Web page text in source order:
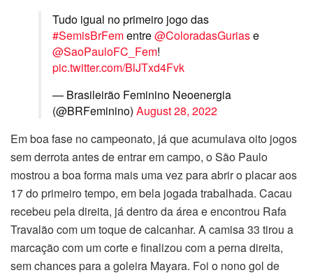
Tudo igual no primeiro jogo das
#SemisBrFementre@ColoradasGuriase
@SaoPauloFC_Fem!
pic.twitter.com/BlJTxd4Fvk
— Brasileirão Feminino Neoenergia
(@BRFeminino) August 28, 2022
Em boa fase no campeonato, já que acumulava oito jogos
sem derrota antes de entrar em campo, o São Paulo
mostrou a boa forma mais uma vez para abrir o placar aos
17 do primeiro tempo, em bela jogada trabalhada. Cacau
recebeu pela direita, já dentro da área e encontrou Rafa
Travalão com um toque de calcanhar. A camisa 33 tirou a
marcação com um corte e finalizou com a perna direita,
sem chances para a goleira Mayara. Foi o nono gol de